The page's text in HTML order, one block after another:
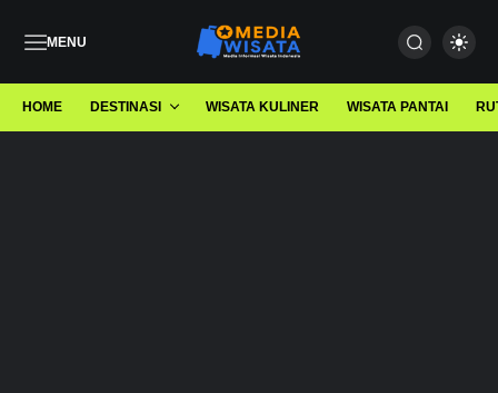
MENU
HOME DESTINASI WISATA KULINER WISATA PANTAI